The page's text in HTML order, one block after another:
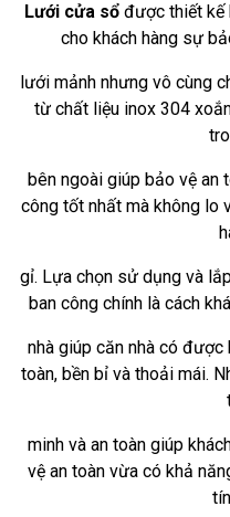
Lưới cửa sổ được thiết kế
cho khách hàng sự
lưới mảnh nhưng vô cùng
từ chất liệu inox 304
bên ngoài giúp bảo vệ an
công tốt nhất mà không lo
gỉ. Lựa chọn sử dụng và
ban công chính là cách
nhà giúp căn nhà có được
toàn, bền bỉ và thoải mái.
minh và an toàn giúp
vệ an toàn vừa có khả